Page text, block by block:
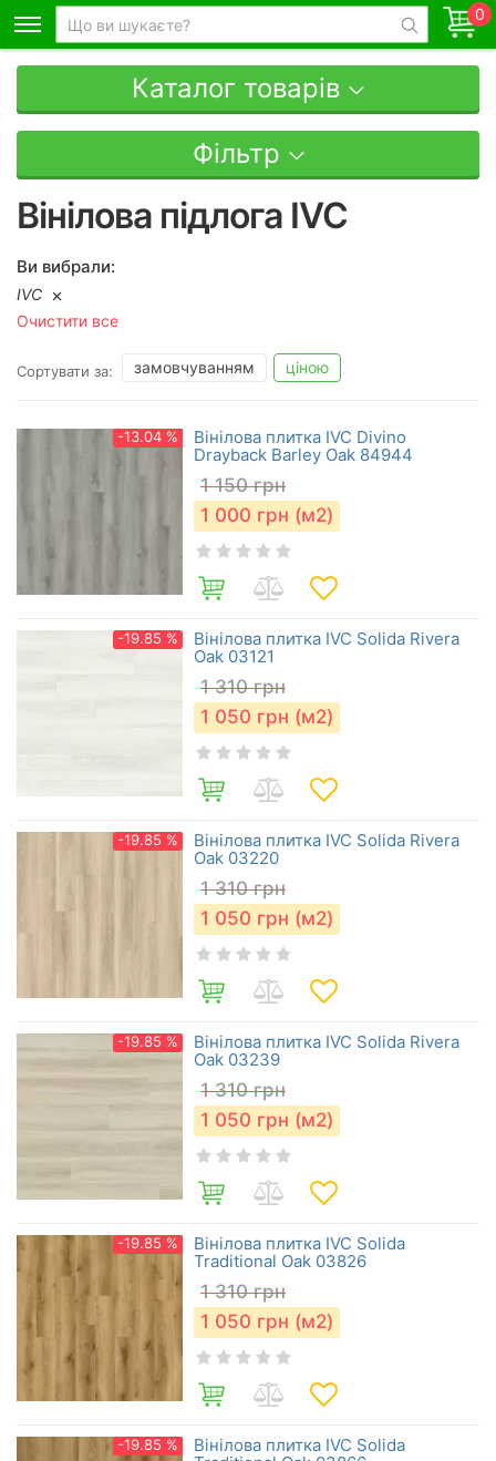
0
Каталог товарів
Фільтр
Вінілова підлога IVC
Ви вибрали:
IVC
Очистити все
Сортувати за: замовчуванням ціною
-13.04 %
Вінілова плитка IVC Divino
Drayback Barley Oak 84944
1 150 грн
1 000 грн (м2)
-19.85 %
Вінілова плитка IVC Solida Rivera
Oak 03121
1 310 грн
1 050 грн (м2)
-19.85 %
Вінілова плитка IVC Solida Rivera
Oak 03220
1 310 грн
1 050 грн (м2)
-19.85 %
Вінілова плитка IVC Solida Rivera
Oak 03239
1 310 грн
1 050 грн (м2)
-19.85 %
Вінілова плитка IVC Solida
Traditional Oak 03826
1 310 грн
1 050 грн (м2)
-19.85 %
Вінілова плитка IVC Solida